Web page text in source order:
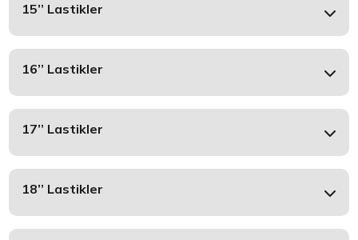
15’’ Lastikler
16’’ Lastikler
17’’ Lastikler
18’’ Lastikler